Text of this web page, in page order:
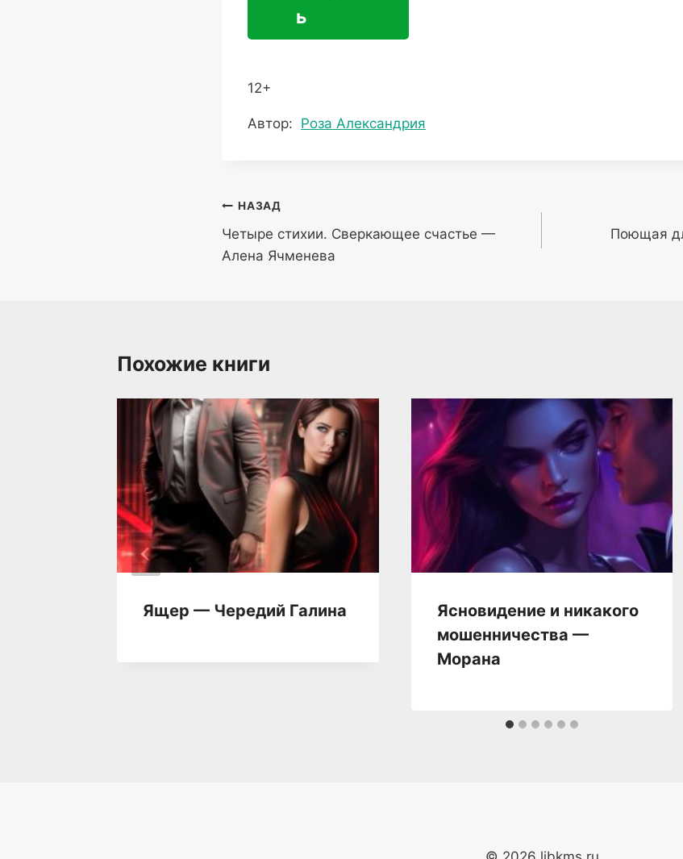
ь
12+
Метки
Автор: Роза Александрия
Навигация
по
записям
НАЗАД
Четыре стихии. Сверкающее счастье —
Алена Ячменева
Поющая
Похожие книги
Ящер — Чередий Галина
Ясновидение и никакого
мошенничества —
Морана